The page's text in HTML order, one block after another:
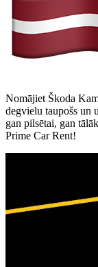
Nomājiet Škoda
degvielu taupošs un
gan pilsētai, gan
Prime Car Rent!